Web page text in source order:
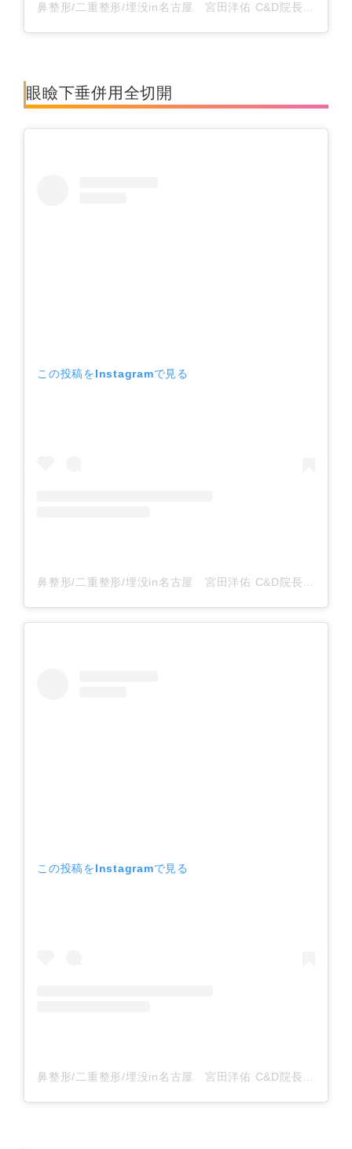
鼻整形/二重整形/埋没in名古屋 宮田洋佑 C&D院長(@cdcmiyata)がシェアした投稿
眼瞼下垂併用全切開
この投稿をInstagramで見る
鼻整形/二重整形/埋没in名古屋 宮田洋佑 C&D院長(@cdcmiyata)がシェアした投稿
この投稿をInstagramで見る